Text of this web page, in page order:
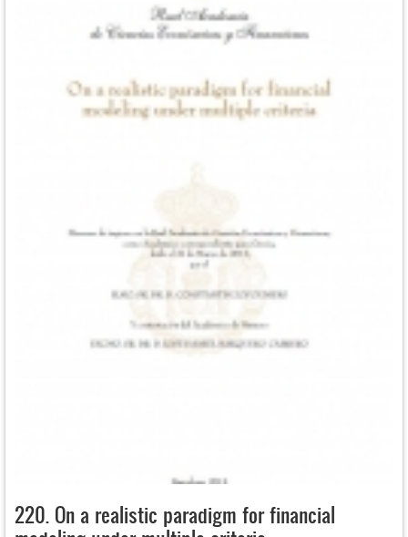
220. On a realistic paradigm for financial